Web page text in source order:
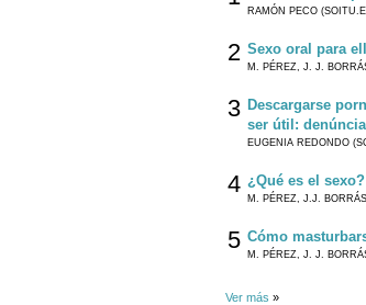
RAMÓN PECO
2 Sexo oral para
M. PÉREZ, J. J.
3 Descargarse
ser útil:
EUGENIA REDONDO
4 ¿Qué es el sexo?
M. PÉREZ, J.J.
5 Cómo
M. PÉREZ, J. J.
Ver más »